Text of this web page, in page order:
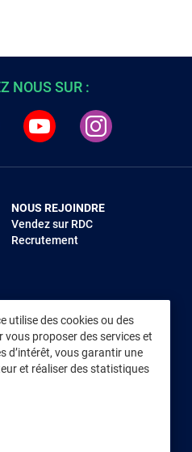
NOUS SUR :
NOUS REJOINDRE
Vendez sur RDC
Recrutement
utilise des cookies ou des
proposer des services et
d’intérêt, vous garantir une
et réaliser des statistiques